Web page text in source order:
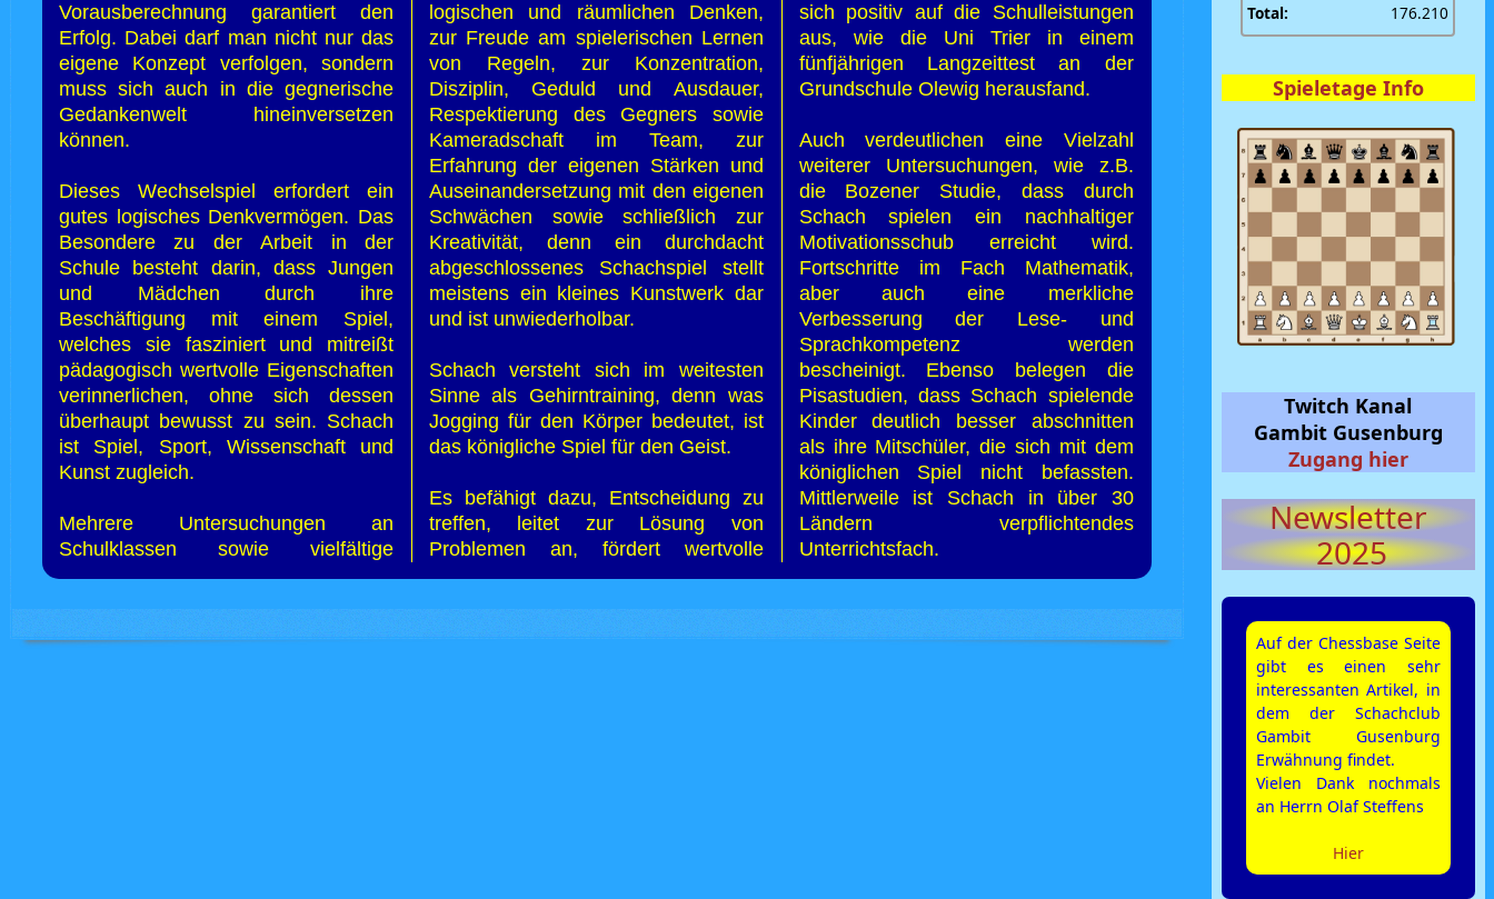
Total:
176.210
Spieletage Info
Twitch Kanal
Gambit Gusenburg
Zugang hier
Newsletter
2025
Auf der Chessbase Seite
gibt es einen sehr
interessanten Artikel, in
dem der Schachclub
Gambit Gusenburg
Erwähnung findet.
Vielen Dank nochmals
an Herrn Olaf Steffens
Hier
Vorausberechnung garantiert den
Erfolg. Dabei darf man nicht nur das
eigene Konzept verfolgen, sondern
muss sich auch in die gegnerische
Gedankenwelt hineinversetzen
können.
Dieses Wechselspiel erfordert ein
gutes logisches Denkvermögen. Das
Besondere zu der Arbeit in der
Schule besteht darin, dass Jungen
und Mädchen durch ihre
Beschäftigung mit einem Spiel,
welches sie fasziniert und mitreißt
pädagogisch wertvolle Eigenschaften
verinnerlichen, ohne sich dessen
überhaupt bewusst zu sein. Schach
ist Spiel, Sport, Wissenschaft und
Kunst zugleich.
Mehrere Untersuchungen an
Schulklassen sowie vielfältige
logischen und räumlichen Denken,
zur Freude am spielerischen Lernen
von Regeln, zur Konzentration,
Disziplin, Geduld und Ausdauer,
Respektierung des Gegners sowie
Kameradschaft im Team, zur
Erfahrung der eigenen Stärken und
Auseinandersetzung mit den eigenen
Schwächen sowie schließlich zur
Kreativität, denn ein durchdacht
abgeschlossenes Schachspiel stellt
meistens ein kleines Kunstwerk dar
und ist unwiederholbar.
Schach versteht sich im weitesten
Sinne als Gehirntraining, denn was
Jogging für den Körper bedeutet, ist
das königliche Spiel für den Geist.
Es befähigt dazu, Entscheidung zu
treffen, leitet zur Lösung von
Problemen an, fördert wertvolle
sich positiv auf die Schulleistungen
aus, wie die Uni Trier in einem
fünfjährigen Langzeittest an der
Grundschule Olewig herausfand.
Auch verdeutlichen eine Vielzahl
weiterer Untersuchungen, wie z.B.
die Bozener Studie, dass durch
Schach spielen ein nachhaltiger
Motivationsschub erreicht wird.
Fortschritte im Fach Mathematik,
aber auch eine merkliche
Verbesserung der Lese- und
Sprachkompetenz werden
bescheinigt. Ebenso belegen die
Pisastudien, dass Schach spielende
Kinder deutlich besser abschnitten
als ihre Mitschüler, die sich mit dem
königlichen Spiel nicht befassten.
Mittlerweile ist Schach in über 30
Ländern verpflichtendes
Unterrichtsfach.